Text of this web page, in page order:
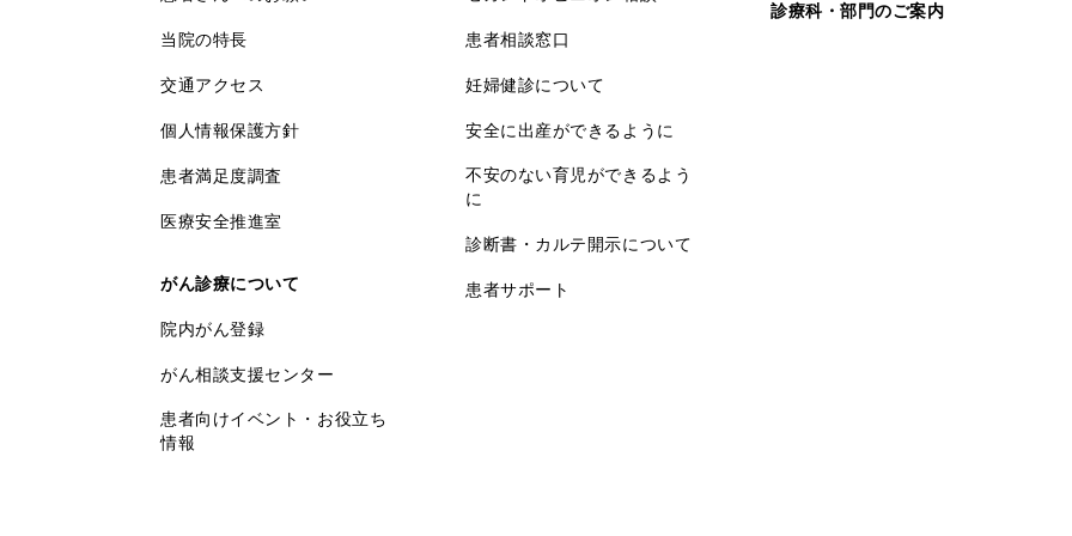
当院の特長
交通アクセス
個人情報保護方針
患者満足度調査
医療安全推進室
がん診療について
院内がん登録
がん相談支援センター
患者向けイベント・お役立ち
情報
患者相談窓口
妊婦健診について
安全に出産ができるように
不安のない育児ができるよう
に
診断書・カルテ開示について
患者サポート
診療科・部門のご案内